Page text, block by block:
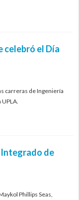
celebró el Día
carreras de Ingeniería
Integrado de
Phillips Seas,